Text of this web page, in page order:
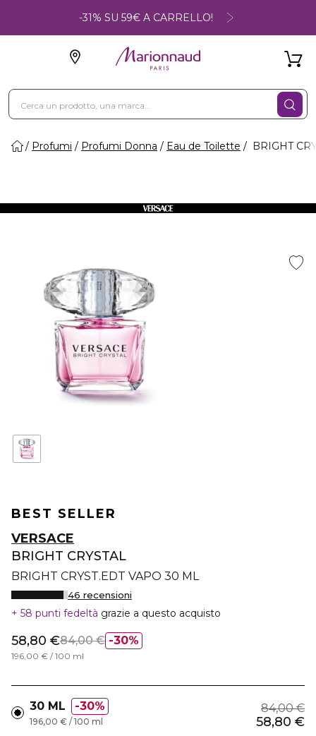
-31% SU 59€ A CARRELLO!
Profumi Profumi Donna Eau de Toilette BRIGHT
BEST SELLER
VERSACE
BRIGHT CRYSTAL
BRIGHT CRYST.EDT VAPO 30 ML
46 recensioni
58 punti fedeltà grazie a questo acquisto
30%
58,80 €84,00 €
196,00 € / 100 ml
30 ML 30% 84,00 €
58,80 €
196,00 € / 100 ml